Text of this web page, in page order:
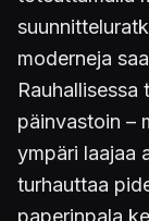
moderneja
Rauhallisessa
päinvastoin –
ympäri laajaa
turhauttaa
paperinpala